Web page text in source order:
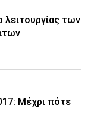
λειτουργίας των
Μέχρι πότε